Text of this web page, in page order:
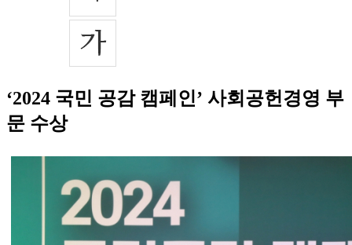
‘2024 국민 공감 캠페인’ 사회공헌경영 부
문 수상